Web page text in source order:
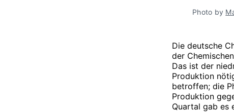
Photo by
Die deutsche
der
Das ist der
Produktion
betroffen; die
Produktion
Quartal gab es